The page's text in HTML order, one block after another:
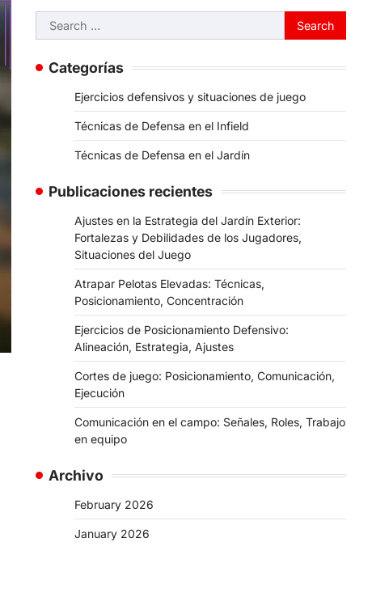
Search
for:
Categorías
Ejercicios defensivos y situaciones de juego
Técnicas de Defensa en el Infield
Técnicas de Defensa en el Jardín
Publicaciones recientes
Ajustes en la Estrategia del Jardín Exterior:
Fortalezas y Debilidades de los Jugadores,
Situaciones del Juego
Atrapar Pelotas Elevadas: Técnicas,
Posicionamiento, Concentración
Ejercicios de Posicionamiento Defensivo:
Alineación, Estrategia, Ajustes
Cortes de juego: Posicionamiento, Comunicación,
Ejecución
Comunicación en el campo: Señales, Roles, Trabajo
en equipo
Archivo
February 2026
January 2026